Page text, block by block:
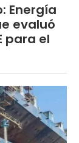
Energía
evaluó
para el